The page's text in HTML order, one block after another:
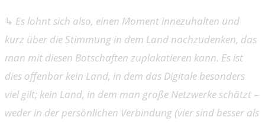
↳ Es lohnt sich also, einen Moment innezuhalten und
kurz über die Stimmung in dem Land nachzudenken, das
man mit diesen Botschaften zuplakatieren kann. Es ist
dies offenbar kein Land, in dem das Digitale besonders
viel gilt; kein Land, in dem man große Netzwerke schätzt –
weder in der persönlichen Verbindung (vier sind besser als